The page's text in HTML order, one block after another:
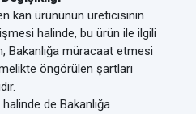
kan ürününün üreticisinin
halinde, bu ürün ile ilgili
Bakanlığa müracaat etmesi
öngörülen şartları
de Bakanlığa